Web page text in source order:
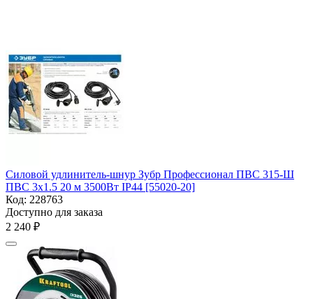
Силовой удлинитель-шнур Зубр Профессионал ПВС 315-Ш
ПВС 3х1.5 20 м 3500Вт IP44 [55020-20]
Код: 228763
Доступно для заказа
2 240 ₽